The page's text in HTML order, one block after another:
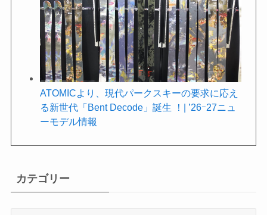
ATOMICより、現代パークスキーの要求に応え
る新世代「Bent Decode」誕生 ！| ’26ｰ27ニュ
ーモデル情報
カテゴリー